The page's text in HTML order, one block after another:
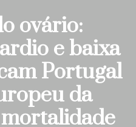
ovário:
e baixa
Portugal
da